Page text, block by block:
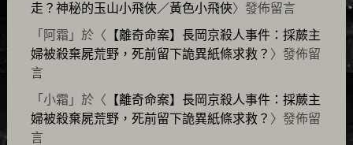
走？神秘的玉山小飛俠／黃色小飛俠〉發佈留言
「 阿霜 」於〈 【離奇命案】長岡京殺人事件：採蕨主
婦被殺棄屍荒野，死前留下詭異紙條求救？ 〉發佈留
言
「 小霜 」於〈 【離奇命案】長岡京殺人事件：採蕨主
婦被殺棄屍荒野，死前留下詭異紙條求救？ 〉發佈留
言